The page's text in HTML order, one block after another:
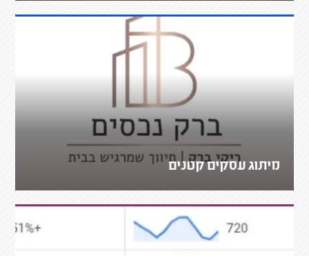
מיתוג עסקים קטנים